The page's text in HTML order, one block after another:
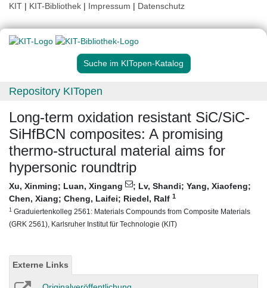
KIT | KIT-Bibliothek | Impressum | Datenschutz
Suche im KITopen-Katalog
Repository KITopen
Long-term oxidation resistant SiC/SiC-
SiHfBCN composites: A promising
thermo-structural material aims for
hypersonic roundtrip
Xu, Xinming; Luan, Xingang ; Lv, Shandi; Yang, Xiaofeng;
Chen, Xiang; Cheng, Laifei; Riedel, Ralf 1
1 Graduiertenkolleg 2561: Materials Compounds from Composite Materials
(GRK 2561), Karlsruher Institut für Technologie (KIT)
Externe Links